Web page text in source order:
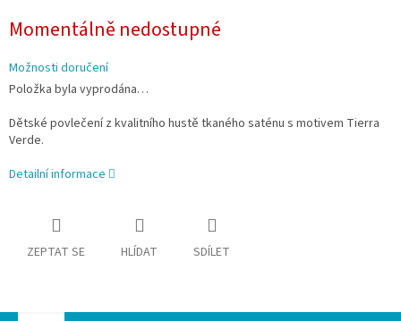
cena:
Momentálně nedostupné
Možnosti doručení
Položka byla vyprodána…
Dětské povlečení z kvalitního hustě tkaného saténu s motivem Tierra
Verde.
Detailní informace
ZEPTAT SE HLÍDAT SDÍLET